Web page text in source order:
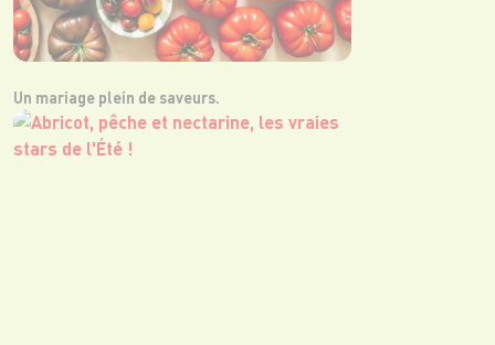
Un mariage plein de saveurs.